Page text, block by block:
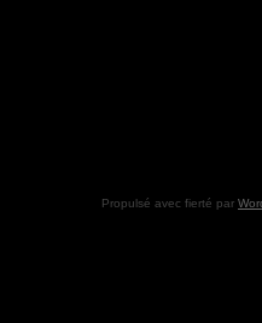
Propulsé avec fierté par